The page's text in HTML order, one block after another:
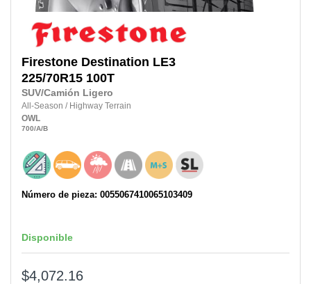
Firestone Destination LE3
225/70R15 100T
SUV/Camión Ligero
All-Season / Highway Terrain
OWL
700/A/B
Número de pieza: 0055067410065103409
Disponible
$4,072.16